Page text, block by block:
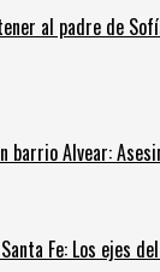
al padre de
barrio Alvear:
Fe: Los ejes